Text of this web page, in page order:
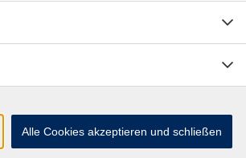
– eine Alternative zu
Alle Cookies akzeptieren und schließen